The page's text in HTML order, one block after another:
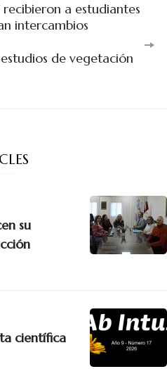
a estudiantes
intercambios
de vegetación
su
científica